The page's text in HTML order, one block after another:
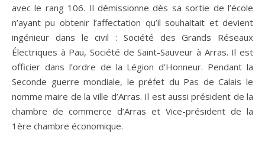
avec le rang 106. Il démissionne dès sa sortie de l’école
n’ayant pu obtenir l’affectation qu’il souhaitait et devient
ingénieur dans le civil : Société des Grands Réseaux
Électriques à Pau, Société de Saint-Sauveur à Arras. Il est
officier dans l’ordre de la Légion d’Honneur. Pendant la
Seconde guerre mondiale, le préfet du Pas de Calais le
nomme maire de la ville d’Arras. Il est aussi président de la
chambre de commerce d’Arras et Vice-président de la
1ère chambre économique.